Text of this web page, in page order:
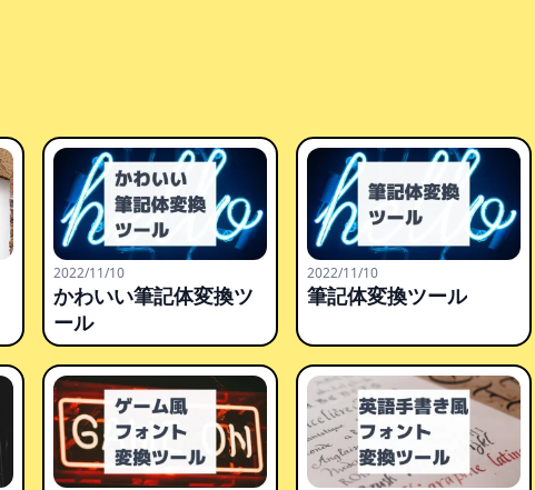
2022/11/10
かわいい筆記体変換ツ
ール
2022/11/10
筆記体変換ツール